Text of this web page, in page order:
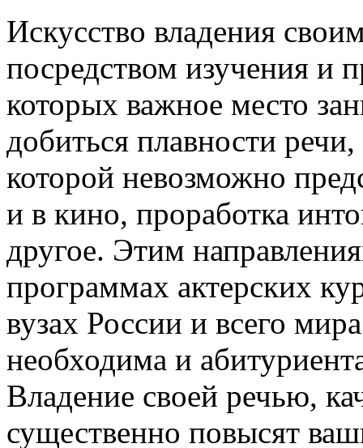
Искусство владения
посредством изучения и
которых важное место
добиться плавности
которой невозможно
и в кино, проработка
другое. Этим
программах актерских
вузах России и всего
необходима и
Владение своей речью,
существенно повысят